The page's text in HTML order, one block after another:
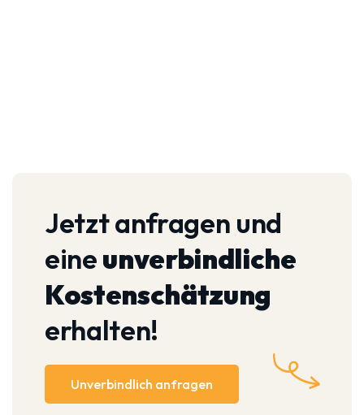
Jetzt anfragen und
eineunverbindliche
Kostenschätzung
erhalten!
Unverbindlich anfragen